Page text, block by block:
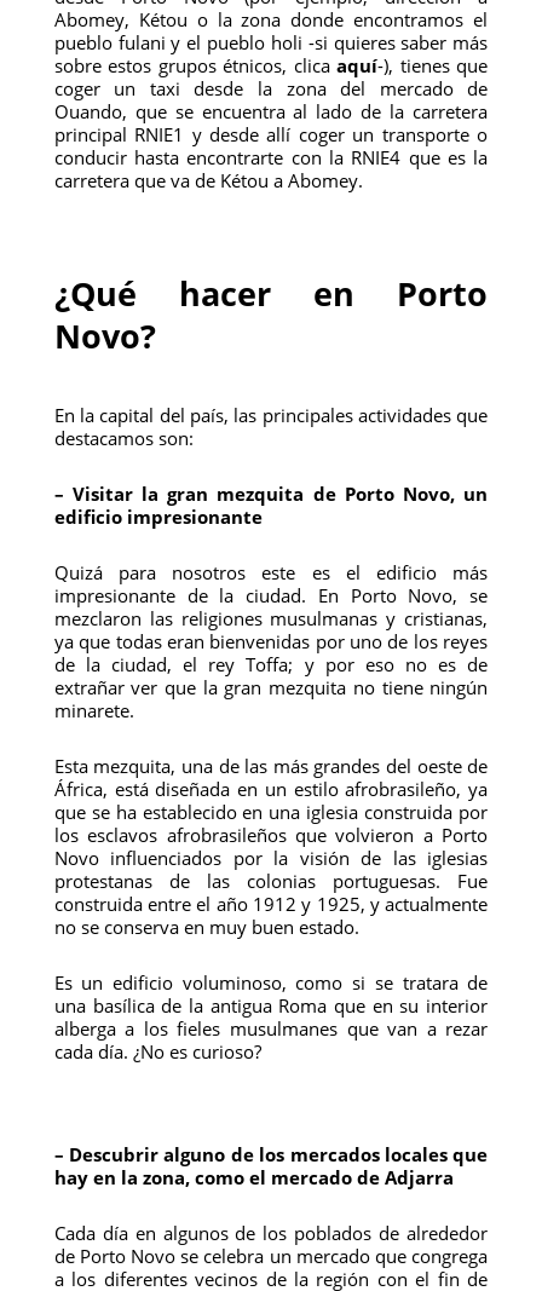
Abomey, Kétou o la zona donde encontramos el
pueblo fulani y el pueblo holi -si quieres saber más
sobre estos grupos étnicos, clicaaquí-), tienes que
coger un taxi desde la zona del mercado de
Ouando, que se encuentra al lado de la carretera
principal RNIE1 y desde allí coger un transporte o
conducir hasta encontrarte con la RNIE4 que es la
carretera que va de Kétou a Abomey.
¿Qué hacer en Porto
Novo?
En la capital del país, las principales actividades que
destacamos son:
– Visitar la gran mezquita de Porto Novo, un
edificio impresionante
Quizá para nosotros este es el edificio más
impresionante de la ciudad. En Porto Novo, se
mezclaron las religiones musulmanas y cristianas,
ya que todas eran bienvenidas por uno de los reyes
de la ciudad, el rey Toffa; y por eso no es de
extrañar ver que la gran mezquita no tiene ningún
minarete.
Esta mezquita, una de las más grandes del oeste de
África, está diseñada en un estilo afrobrasileño, ya
que se ha establecido en una iglesia construida por
los esclavos afrobrasileños que volvieron a Porto
Novo influenciados por la visión de las iglesias
protestanas de las colonias portuguesas. Fue
construida entre el año 1912 y 1925, y actualmente
no se conserva en muy buen estado.
Es un edificio voluminoso, como si se tratara de
una basílica de la antigua Roma que en su interior
alberga a los fieles musulmanes que van a rezar
cada día. ¿No es curioso?
– Descubrir alguno de los mercados locales que
hay en la zona, como el mercado de Adjarra
Cada día en algunos de los poblados de alrededor
de Porto Novo se celebra un mercado que congrega
a los diferentes vecinos de la región con el fin de